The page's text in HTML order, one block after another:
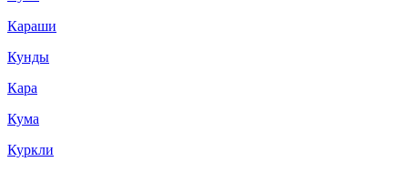
Караши
Кунды
Кара
Кума
Куркли